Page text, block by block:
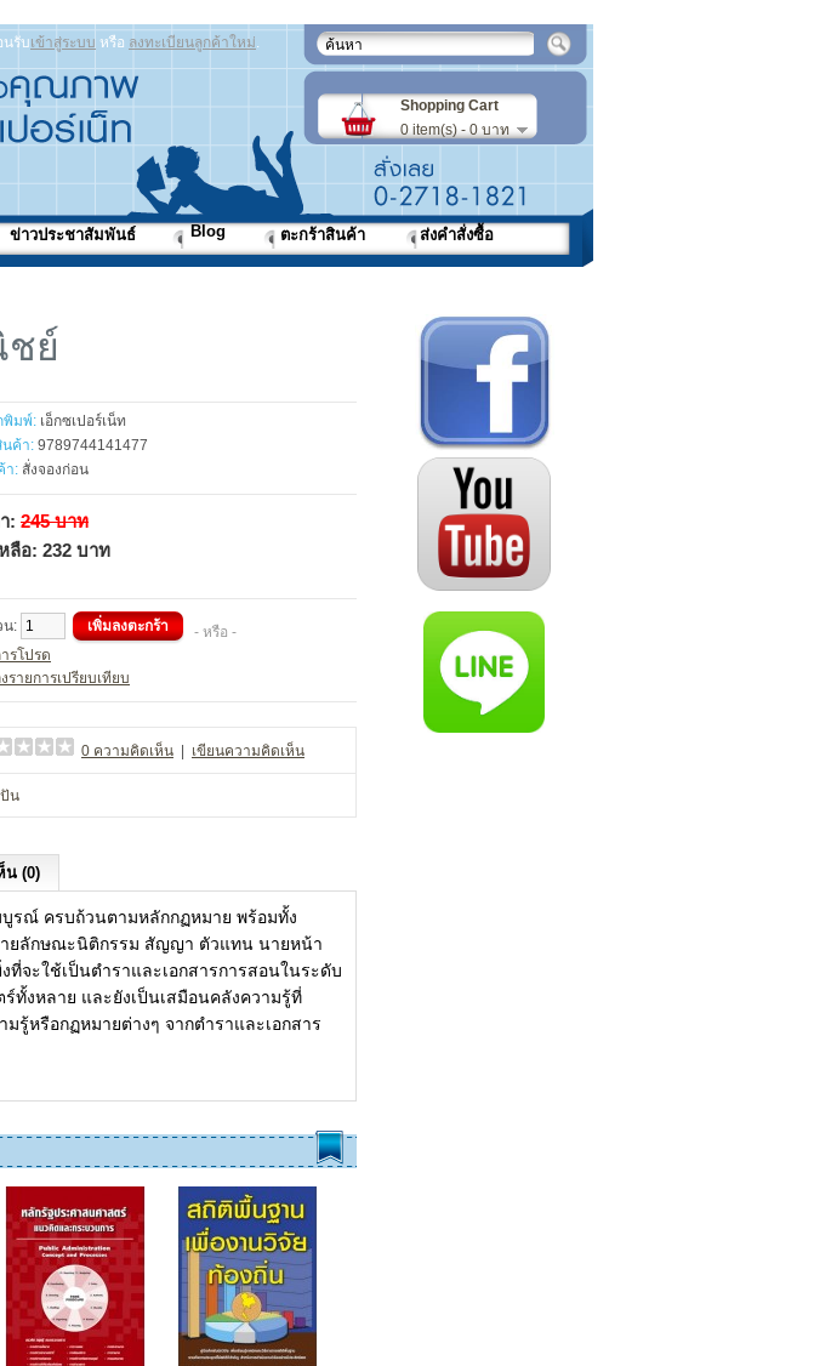
Shopping Cart
0 item(s) - 0 บาท
รับเข้าสู่ระบบ หรือ ลงทะเบียนลูกค้าใหม่.
ข่าวประชาสัมพันธ์ Blog ตะกร้าสินค้า ส่งคำสั่งซื้อ
ย์
พิมพ์: เอ็กซเปอร์เน็ท
นค้า: 9789744141477
า: สั่งจองก่อน
: 245 บาท
ลือ: 232 บาท
น:
- หรือ -
รโปรด
รายการเปรียบเทียบ
0 ความคิดเห็น เขียนความคิดเห็น
น
น (0)
รณ์ ครบถ้วนตามหลักกฏหมาย พร้อมทั้ง
ายลักษณะนิติกรรม สัญญา ตัวแทน นายหน้า
จะใช้เป็นตำราและเอกสารการสอนในระดับ
งหลาย และยังเป็นเสมือนคลังความรู้ที่
หรือกฏหมายต่างๆ จากตำราและเอกสาร